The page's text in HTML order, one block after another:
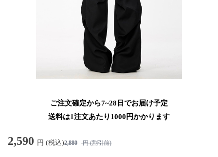
ご注文確定から7~28日でお届け予定
送料は1注文あたり 1000 円かかります
2,590 円 (税込)2,880 円 (割引前)